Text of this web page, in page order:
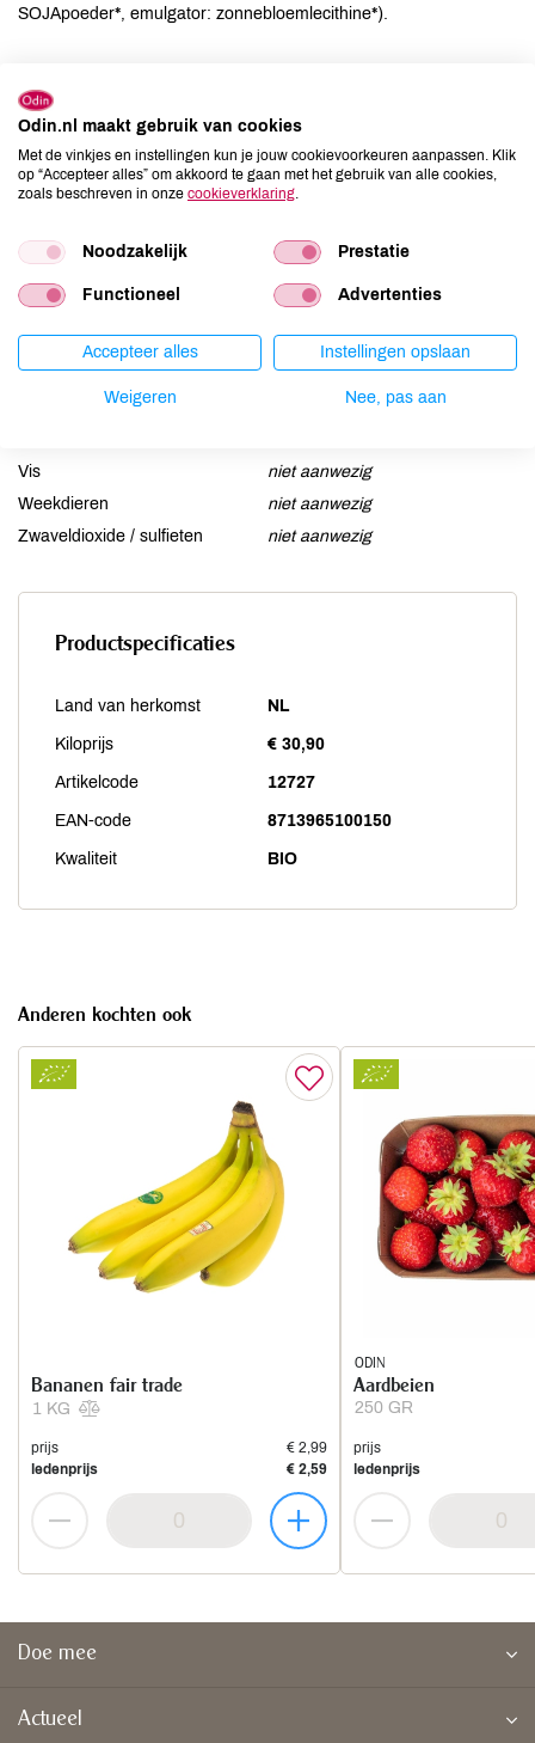
SOJApoeder*, emulgator: zonnebloemlecithine*).
Aardnoten
kan bevatten
Ei
niet aanwezig
Gluten
niet aanwezig
Lupine
niet aanwezig
Mosterd
niet aanwezig
Schaaldieren
niet aanwezig
Selderij
niet aanwezig
kan bevatten
Vis
niet aanwezig
Weekdieren
niet aanwezig
Zwaveldioxide / sulfieten
niet aanwezig
Productspecificaties
Land van herkomst NL
Kiloprijs € 30,90
Artikelcode 12727
EAN-code 8713965100150
Kwaliteit BIO
Anderen kochten ook
1 KG
Bananen fair trade
prijs
€ 2,99
ledenprijs
€ 2,59
ODIN
250 GR
Aardbeien
prijs
ledenprijs
Doe mee
Actueel
Odin.nl maakt gebruik van cookies
Met de vinkjes en instellingen kun je jouw cookievoorkeuren aanpassen. Klik
op “Accepteer alles” om akkoord te gaan met het gebruik van alle cookies,
zoals beschreven in onze cookieverklaring
Noodzakelijk Prestatie
Functioneel Advertenties
Accepteer alles Instellingen opslaan
Weigeren Nee, pas aan